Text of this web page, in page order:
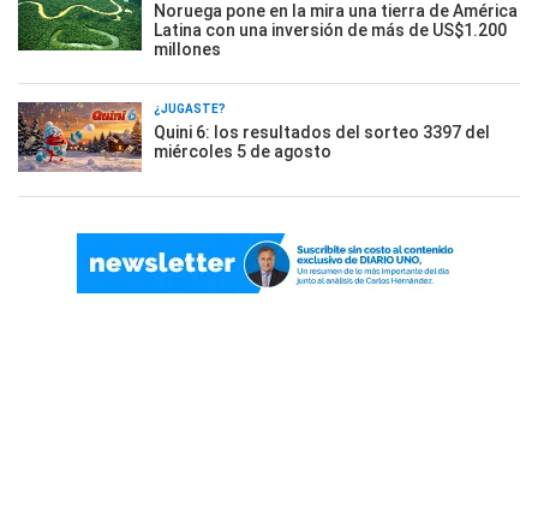
Noruega pone en la mira una tierra de América
Latina con una inversión de más de US$1.200
millones
¿JUGASTE?
Quini 6: los resultados del sorteo 3397 del
miércoles 5 de agosto